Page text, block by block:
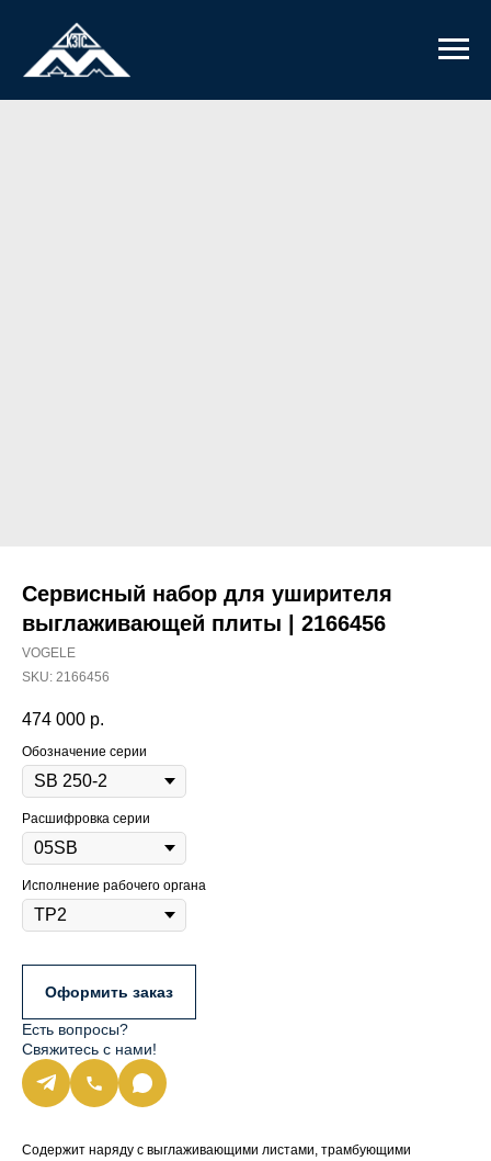
Сервисный набор для уширителя
выглаживающей плиты | 2166456
VOGELE
SKU: 2166456
474 000 р.
Обозначение серии
Расшифровка серии
Исполнение рабочего органа
Оформить заказ
Есть вопросы?
Свяжитесь с нами!
Содержит наряду с выглаживающими листами, трамбующими